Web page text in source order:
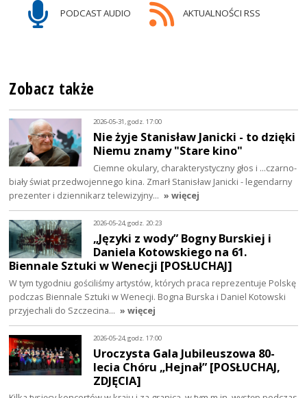
PODCAST AUDIO AKTUALNOŚCI RSS
Zobacz także
2026-05-31, godz. 17:00
Nie żyje Stanisław Janicki - to dzięki
Niemu znamy "Stare kino"
Ciemne okulary, charakterystyczny głos i ...czarno-
biały świat przedwojennego kina. Zmarł Stanisław Janicki - legendarny
prezenter i dziennikarz telewizyjny… » więcej
2026-05-24, godz. 20:23
„Języki z wody” Bogny Burskiej i
Daniela Kotowskiego na 61.
Biennale Sztuki w Wenecji [POSŁUCHAJ]
W tym tygodniu gościliśmy artystów, których praca reprezentuje Polskę
podczas Biennale Sztuki w Wenecji. Bogna Burska i Daniel Kotowski
przyjechali do Szczecina… » więcej
2026-05-24, godz. 17:00
Uroczysta Gala Jubileuszowa 80-
lecia Chóru „Hejnał” [POSŁUCHAJ,
ZDJĘCIA]